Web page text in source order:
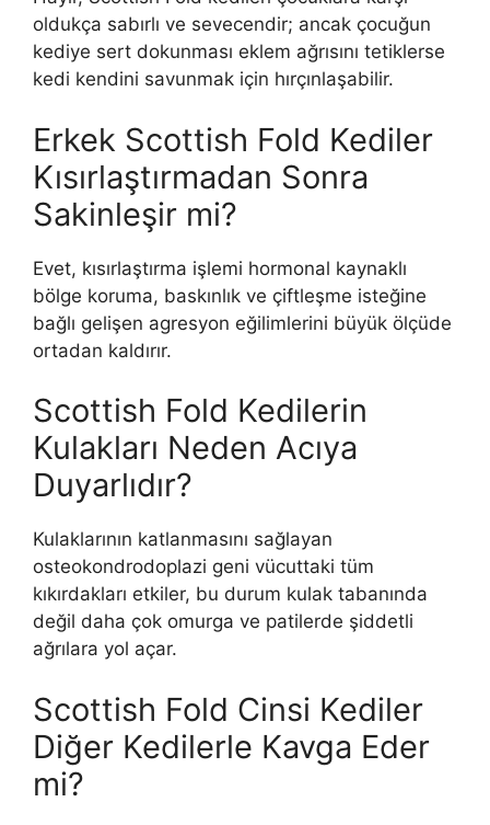
oldukça sabırlı ve sevecendir; ancak çocuğun
kediye sert dokunması eklem ağrısını tetiklerse
kedi kendini savunmak için hırçınlaşabilir.
Erkek Scottish Fold Kediler
Kısırlaştırmadan Sonra
Sakinleşir mi?
Evet, kısırlaştırma işlemi hormonal kaynaklı
bölge koruma, baskınlık ve çiftleşme isteğine
bağlı gelişen agresyon eğilimlerini büyük ölçüde
ortadan kaldırır.
Scottish Fold Kedilerin
Kulakları Neden Acıya
Duyarlıdır?
Kulaklarının katlanmasını sağlayan
osteokondrodoplazi geni vücuttaki tüm
kıkırdakları etkiler, bu durum kulak tabanında
değil daha çok omurga ve patilerde şiddetli
ağrılara yol açar.
Scottish Fold Cinsi Kediler
Diğer Kedilerle Kavga Eder
mi?